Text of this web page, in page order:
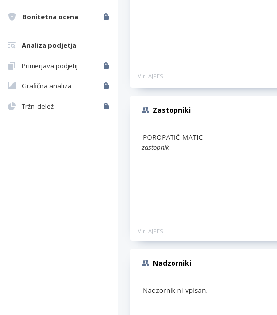
Bonitetna ocena
Analiza podjetja
Primerjava podjetij
Grafična analiza
Tržni delež
Vir: AJPES
Zastopniki
zastopnik
Vir: AJPES
Nadzorniki